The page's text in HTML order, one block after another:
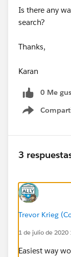
Is there any
search?
Thanks,
Karan
0 Me
Show
3
Trevor Krieg
1 de julio de 2020
Easiest way